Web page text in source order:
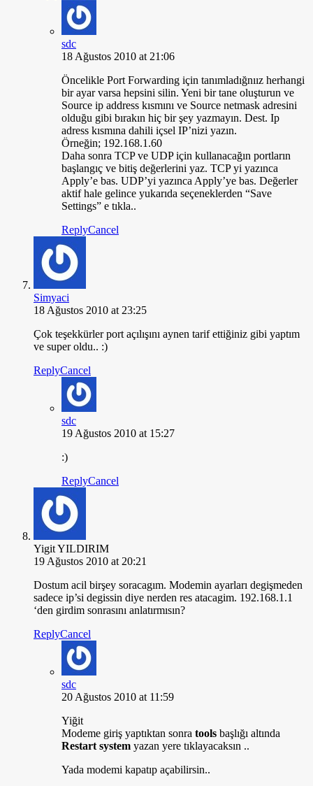
sdc
18 Ağustos 2010 at 21:06
Öncelikle Port Forwarding için tanımladığnıız herhangi
bir ayar varsa hepsini silin. Yeni bir tane oluşturun ve
Source ip address kısmını ve Source netmask adresini
olduğu gibi bırakın hiç bir şey yazmayın. Dest. Ip
adress kısmına dahili içsel IP’nizi yazın.
Örneğin; 192.168.1.60
Daha sonra TCP ve UDP için kullanacağın portların
başlangıç ve bitiş değerlerini yaz. TCP yi yazınca
Apply’e bas. UDP’yi yazınca Apply’ye bas. Değerler
aktif hale gelince yukarıda seçeneklerden “Save
Settings” e tıkla..
ReplyCancel
Simyaci
18 Ağustos 2010 at 23:25
Çok teşekkürler port açılışını aynen tarif ettiğiniz gibi yaptım
ve super oldu.. :)
ReplyCancel
sdc
19 Ağustos 2010 at 15:27
:)
ReplyCancel
Yigit YILDIRIM
19 Ağustos 2010 at 20:21
Dostum acil birşey soracagım. Modemin ayarları degişmeden
sadece ip’si degissin diye nerden res atacagim. 192.168.1.1
‘den girdim sonrasını anlatırmısın?
ReplyCancel
sdc
20 Ağustos 2010 at 11:59
Yiğit
Modeme giriş yaptıktan sonra tools başlığı altında
Restart system yazan yere tıklayacaksın ..
Yada modemi kapatıp açabilirsin..